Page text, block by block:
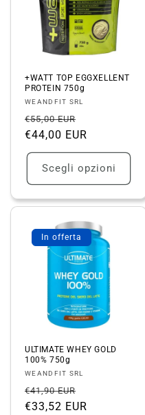
+WATT TOP EGGXELLENT
PROTEIN 750g
Fornitore:
WEANDFIT SRL
Prezzo
di
listino
€55,00 EUR
scontato
€44,00 EUR
Scegli opzioni
In offerta
ULTIMATE WHEY GOLD
100% 750g
Fornitore:
WEANDFIT SRL
Prezzo
di
€41,90 EUR
scontato
€33,52 EUR